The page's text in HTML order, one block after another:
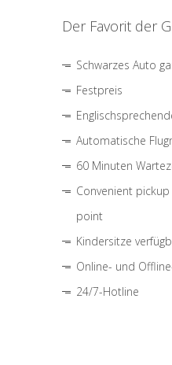
Der Favorit der
Schwarzes Auto
Festpreis
Automatische
60 Minuten
Convenient
point
Kindersitze
Online- und
24/7-Hotline